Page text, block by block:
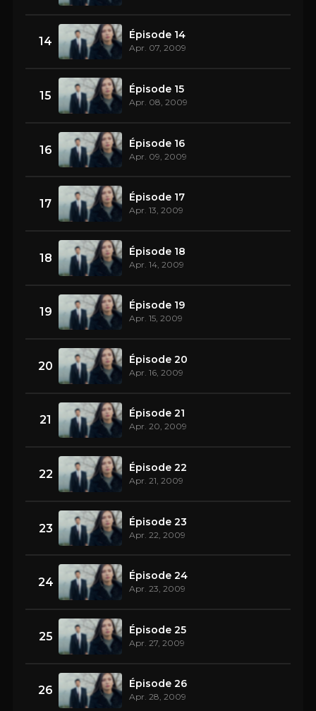
14 Épisode 14
Apr. 07, 2009
15 Épisode 15
Apr. 08, 2009
16 Épisode 16
Apr. 09, 2009
17 Épisode 17
Apr. 13, 2009
18 Épisode 18
Apr. 14, 2009
19 Épisode 19
Apr. 15, 2009
20 Épisode 20
Apr. 16, 2009
21 Épisode 21
Apr. 20, 2009
22 Épisode 22
Apr. 21, 2009
23 Épisode 23
Apr. 22, 2009
24 Épisode 24
Apr. 23, 2009
25 Épisode 25
Apr. 27, 2009
26 Épisode 26
Apr. 28, 2009